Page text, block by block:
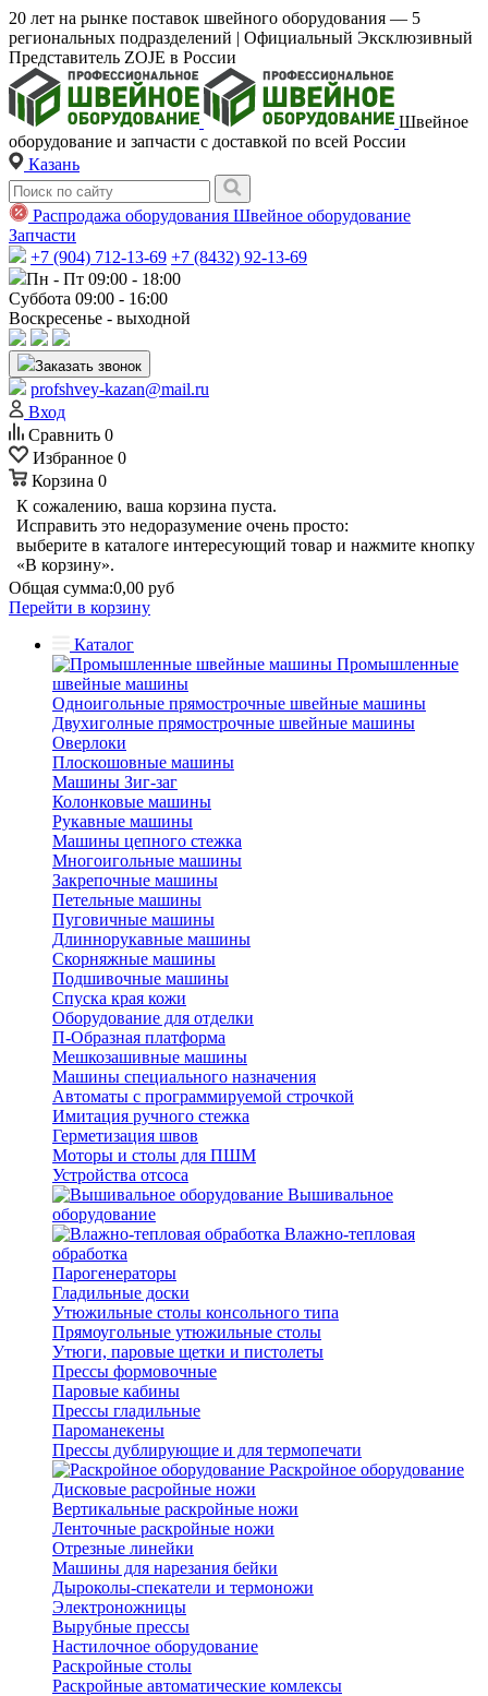
20 лет на рынке поставок швейного оборудования — 5
региональных подразделений | Официальный Эксклюзивный
Представитель ZOJE в России
Швейное
оборудование и запчасти с доставкой по всей России
Казань
Распродажа оборудования Швейное оборудование
Запчасти
+7 (904) 712-13-69 +7 (8432) 92-13-69
Пн - Пт 09:00 - 18:00
Суббота 09:00 - 16:00
Воскресенье - выходной
Заказать звонок
profshvey-kazan@mail.ru
Вход
Сравнить 0
Избранное 0
Корзина 0
К сожалению, ваша корзина пуста.
Исправить это недоразумение очень просто:
выберите в каталоге интересующий товар и нажмите кнопку
«В корзину».
Общая сумма:0,00 руб
Перейти в корзину
Каталог
Промышленные
швейные машины
Одноигольные прямострочные швейные машины
Двухиголные прямострочные швейные машины
Оверлоки
Плоскошовные машины
Машины Зиг-заг
Колонковые машины
Рукавные машины
Машины цепного стежка
Многоигольные машины
Закрепочные машины
Петельные машины
Пуговичные машины
Длиннорукавные машины
Скорняжные машины
Подшивочные машины
Спуска края кожи
Оборудование для отделки
П-Образная платформа
Мешкозашивные машины
Машины специального назначения
Автоматы с программируемой строчкой
Имитация ручного стежка
Герметизация швов
Моторы и столы для ПШМ
Устройства отсоса
Вышивальное
оборудование
Влажно-тепловая
обработка
Парогенераторы
Гладильные доски
Утюжильные столы консольного типа
Прямоугольные утюжильные столы
Утюги, паровые щетки и пистолеты
Прессы формовочные
Паровые кабины
Прессы гладильные
Пароманекены
Прессы дублирующие и для термопечати
Раскройное оборудование
Дисковые расройные ножи
Вертикальные раскройные ножи
Ленточные раскройные ножи
Отрезные линейки
Машины для нарезания бейки
Дыроколы-спекатели и термоножи
Электроножницы
Вырубные прессы
Настилочное оборудование
Раскройные столы
Раскройные автоматические комлексы